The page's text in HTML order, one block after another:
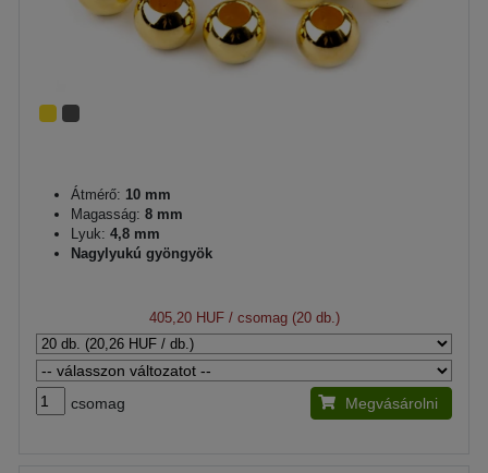
Átmérő: 10 mm
Magasság: 8 mm
Lyuk: 4,8 mm
Nagylyukú gyöngyök
405,20 HUF/ csomag (20 db.)
csomag Megvásárolni